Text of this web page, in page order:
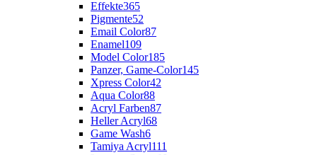
Effekte365
Pigmente52
Email Color87
Enamel109
Model Color185
Panzer, Game-Color145
Xpress Color42
Aqua Color88
Acryl Farben87
Heller Acryl68
Game Wash6
Tamiya Acryl111